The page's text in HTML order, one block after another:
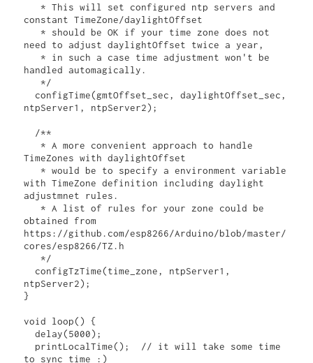
   * This will set configured ntp servers and
constant TimeZone/daylightOffset
   * should be OK if your time zone does not
need to adjust daylightOffset twice a year,
   * in such a case time adjustment won't be
handled automagically.
   */
ntpServer1, ntpServer2);
   * A more convenient approach to handle
TimeZones with daylightOffset
   * would be to specify a environment variable
with TimeZone definition including daylight
adjustmnet rules.
   * A list of rules for your zone could be
obtained from
https://github.com/esp8266/Arduino/blob/master/
cores/esp8266/TZ.h
   */
ntpServer2);
}
void loop() {
  delay(5000);
to sync time :)